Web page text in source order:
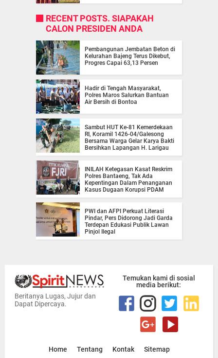
RECENT POSTS. SIAPAKAH
CALON PRESIDEN ANDA
Pembangunan Jembatan Beton di
Kelurahan Bajeng Terus Dikebut,
Progres Capai 63,13 Persen
Hadir di Tengah Masyarakat,
Polres Maros Salurkan Bantuan
Air Bersih di Bontoa
Sambut HUT Ke-81 Kemerdekaan
RI, Koramil 1426-04/Galesong
Bersama Warga Gelar Karya Bakti
Bersihkan Lapangan H. Larigau
INILAH Ketegasan Kasat Reskrim
Polres Bantaeng, Tak Ada
Kepentingan Dalam Penanganan
Kasus Dugaan Korupsi PDAM
PWI dan AFPI Perkuat Literasi
Pindar, Pers Didorong Jadi Garda
Terdepan Edukasi Publik Lawan
Pinjol Ilegal
Beritanya Lugas, Jujur dan
Dapat Dipercaya.
Temukan kami di sosial
media berikut:
Home Tentang Kontak Sitemap